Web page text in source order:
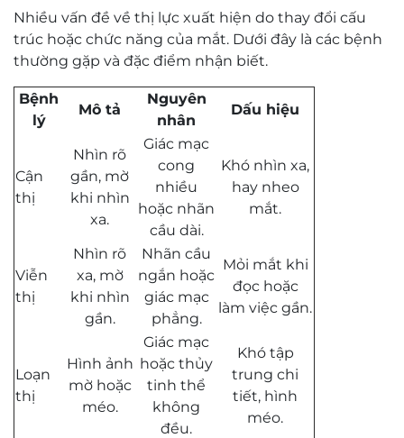
Nhiều vấn đề về thị lực xuất hiện do thay đổi cấu
trúc hoặc chức năng của mắt. Dưới đây là các bệnh
thường gặp và đặc điểm nhận biết.
Bệnh
lý
Mô tả
Nguyên
nhân
Dấu hiệu
Cận
thị
Nhìn rõ
gần, mờ
khi nhìn
xa.
Giác mạc
cong
nhiều
hoặc nhãn
cầu dài.
Khó nhìn xa,
hay nheo
mắt.
Viễn
thị
Nhìn rõ
xa, mờ
khi nhìn
gần.
Nhãn cầu
ngắn hoặc
giác mạc
phẳng.
Mỏi mắt khi
đọc hoặc
làm việc gần.
Loạn
thị
Hình ảnh
mờ hoặc
méo.
Giác mạc
hoặc thủy
tinh thể
không
đều.
Khó tập
trung chi
tiết, hình
méo.